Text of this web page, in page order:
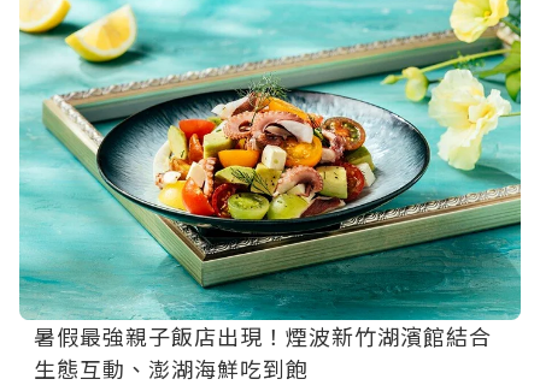
暑假最強親子飯店出現！煙波新竹湖濱館結合
生態互動、澎湖海鮮吃到飽